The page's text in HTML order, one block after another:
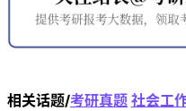
相关话题/考研真题 社会工